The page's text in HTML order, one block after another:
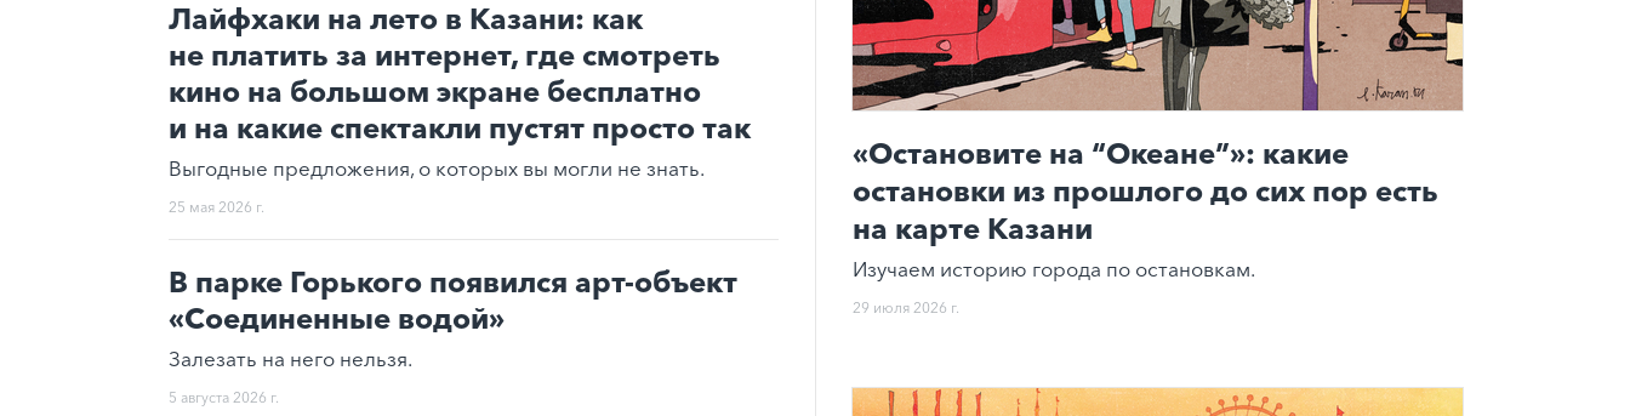
Лайфхаки на лето в Казани: как
не платить за интернет, где смотреть
кино на большом экране бесплатно
и на какие спектакли пустят просто так
Выгодные предложения, о которых вы могли не знать.
25 мая 2026 г.
В парке Горького появился арт-объект
«Соединенные водой»
Залезать на него нельзя.
5 августа 2026 г.
«Остановите на “Океане”»: какие
остановки из прошлого до сих пор есть
на карте Казани
Изучаем историю города по остановкам.
29 июля 2026 г.